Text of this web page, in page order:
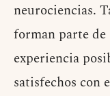
neurociencias.
forman parte
experiencia
satisfechos con